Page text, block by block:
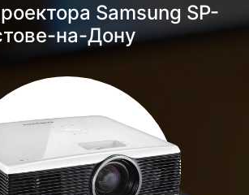
Samsung SP-
на-Дону